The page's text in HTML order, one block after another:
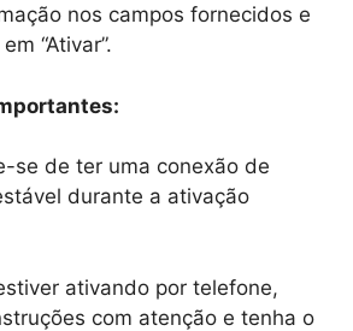
nos campos fornecidos e
“Ativar”.
se de ter uma conexão de
durante a ativação
ativando por telefone,
com atenção e tenha o